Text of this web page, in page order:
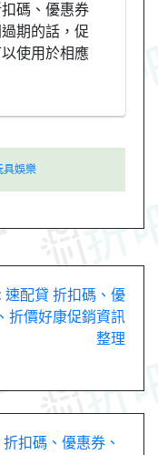
碼、優惠券
期的話，促
使用於相應
具娛樂
速配貸 折扣碼、優
折價好康促銷資訊
整理
扣碼、優惠券、